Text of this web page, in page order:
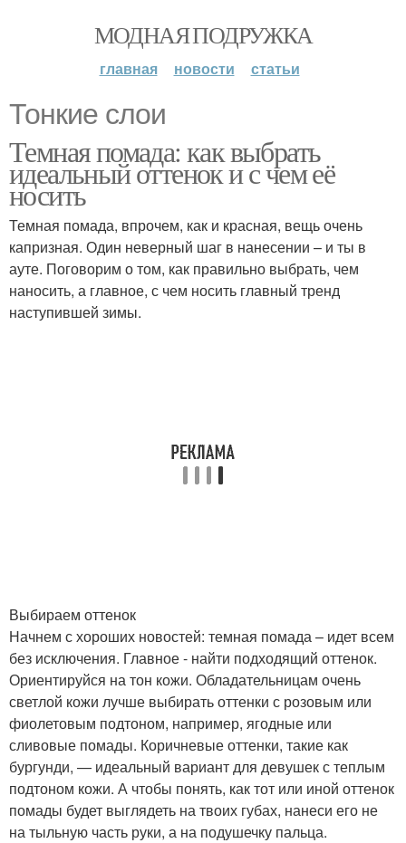
МОДНАЯ ПОДРУЖКА
главная новости статьи
Тонкие слои
Темная помада: как выбрать
идеальный оттенок и с чем её
носить
Темная помада, впрочем, как и красная, вещь очень
капризная. Один неверный шаг в нанесении – и ты в
ауте. Поговорим о том, как правильно выбрать, чем
наносить, а главное, с чем носить главный тренд
наступившей зимы.
Выбираем оттенок
Начнем с хороших новостей: темная помада – идет всем
без исключения. Главное - найти подходящий оттенок.
Ориентируйся на тон кожи. Обладательницам очень
светлой кожи лучше выбирать оттенки с розовым или
фиолетовым подтоном, например, ягодные или
сливовые помады. Коричневые оттенки, такие как
бургунди, — идеальный вариант для девушек с теплым
подтоном кожи. А чтобы понять, как тот или иной оттенок
помады будет выглядеть на твоих губах, нанеси его не
на тыльную часть руки, а на подушечку пальца.